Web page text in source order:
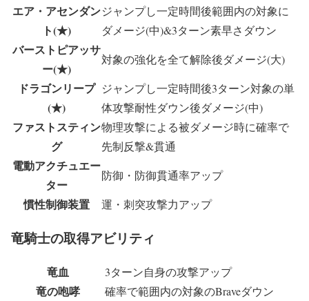
エア・アセンダン
ト(★)
ジャンプし一定時間後範囲内の対象に
ダメージ(中)&3ターン素早さダウン
バーストピアッサ
ー(★)
対象の強化を全て解除後ダメージ(大)
ドラゴンリープ
(★)
ジャンプし一定時間後3ターン対象の単
体攻撃耐性ダウン後ダメージ(中)
ファストスティン
グ
物理攻撃による被ダメージ時に確率で
先制反撃&貫通
電動アクチュエー
ター
防御・防御貫通率アップ
慣性制御装置 運・刺突攻撃力アップ
竜騎士の取得アビリティ
竜血 3ターン自身の攻撃アップ
竜の咆哮 確率で範囲内の対象のBraveダウン